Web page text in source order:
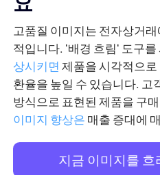
고품질 이미지는 전자상거
적입니다. '배경 흐림' 도구
상시키면 제품을 시각적으
환율을 높일 수 있습니다. 고
방식으로 표현된 제품을 구
이미지 향상은 매출 증대에
지금 이미지를